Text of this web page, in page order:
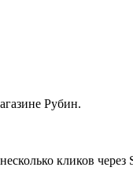
Рубин.
кликов через